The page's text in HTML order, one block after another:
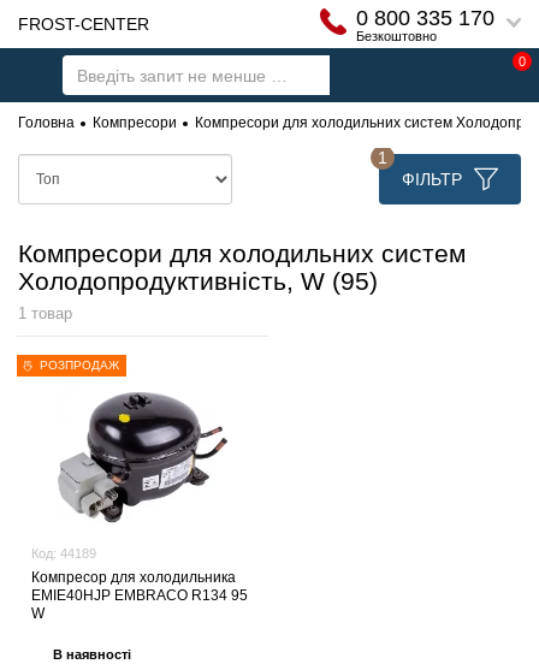
FROST-CENTER 0 800 335 170
Безкоштовно
0
Головна Компресори Компресори для холодильних систем
ФІЛЬТР
1
Компресори для холодильних систем
Холодопродуктивність, W (95)
1 товар
Код: 44189
Компресор для холодильника
EMIE40HJP EMBRACO R134 95
W
РОЗПРОДАЖ
В наявності